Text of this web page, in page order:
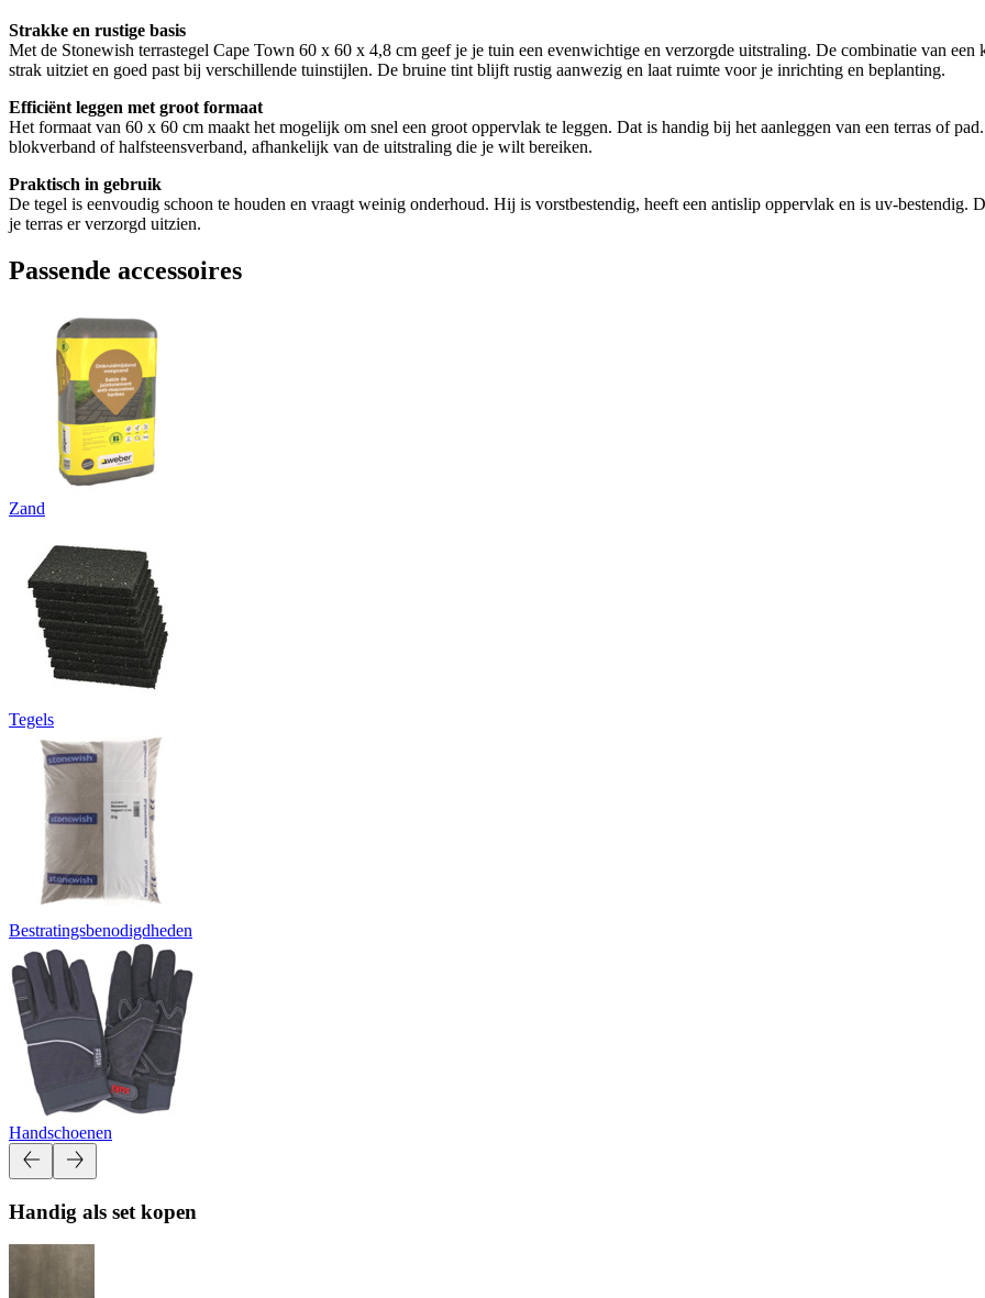
Strakke en rustige basis
Met de Stonewish terrastegel Cape Town 60 x 60 x 4,8 cm geef je je tuin een evenwichtige en verzorgde uitstraling. De combinatie van een
strak uitziet en goed past bij verschillende tuinstijlen. De bruine tint blijft rustig aanwezig en laat ruimte voor je inrichting en beplanting.
Efficiënt leggen met groot formaat
Het formaat van 60 x 60 cm maakt het mogelijk om snel een groot oppervlak te leggen. Dat is handig bij het aanleggen van een terras of
blokverband of halfsteensverband, afhankelijk van de uitstraling die je wilt bereiken.
Praktisch in gebruik
De tegel is eenvoudig schoon te houden en vraagt weinig onderhoud. Hij is vorstbestendig, heeft een antislip oppervlak en is uv-
je terras er verzorgd uitzien.
Passende accessoires
Zand
Tegels
Bestratingsbenodigdheden
Handschoenen
Handig als set kopen